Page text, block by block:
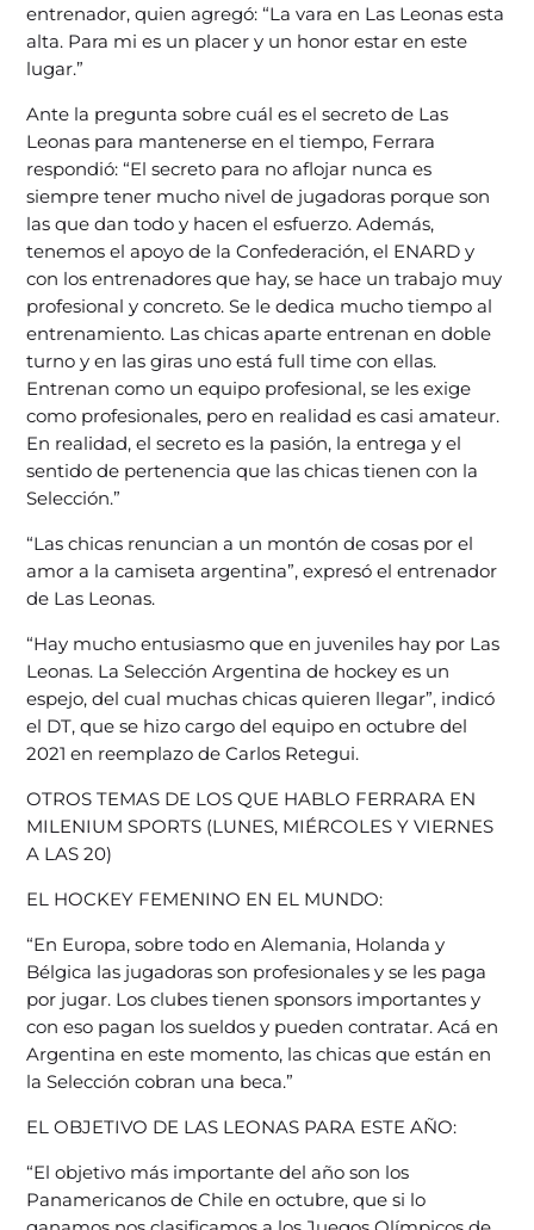
entrenador, quien agregó: “La vara en Las Leonas esta
alta. Para mi es un placer y un honor estar en este
lugar.”
Ante la pregunta sobre cuál es el secreto de Las
Leonas para mantenerse en el tiempo, Ferrara
respondió: “El secreto para no aflojar nunca es
siempre tener mucho nivel de jugadoras porque son
las que dan todo y hacen el esfuerzo. Además,
tenemos el apoyo de la Confederación, el ENARD y
con los entrenadores que hay, se hace un trabajo muy
profesional y concreto. Se le dedica mucho tiempo al
entrenamiento. Las chicas aparte entrenan en doble
turno y en las giras uno está full time con ellas.
Entrenan como un equipo profesional, se les exige
como profesionales, pero en realidad es casi amateur.
En realidad, el secreto es la pasión, la entrega y el
sentido de pertenencia que las chicas tienen con la
Selección.”
“Las chicas renuncian a un montón de cosas por el
amor a la camiseta argentina”, expresó el entrenador
de Las Leonas.
“Hay mucho entusiasmo que en juveniles hay por Las
Leonas. La Selección Argentina de hockey es un
espejo, del cual muchas chicas quieren llegar”, indicó
el DT, que se hizo cargo del equipo en octubre del
2021 en reemplazo de Carlos Retegui.
OTROS TEMAS DE LOS QUE HABLO FERRARA EN
MILENIUM SPORTS (LUNES, MIÉRCOLES Y VIERNES
A LAS 20)
EL HOCKEY FEMENINO EN EL MUNDO:
“En Europa, sobre todo en Alemania, Holanda y
Bélgica las jugadoras son profesionales y se les paga
por jugar. Los clubes tienen sponsors importantes y
con eso pagan los sueldos y pueden contratar. Acá en
Argentina en este momento, las chicas que están en
la Selección cobran una beca.”
EL OBJETIVO DE LAS LEONAS PARA ESTE AÑO:
“El objetivo más importante del año son los
Panamericanos de Chile en octubre, que si lo